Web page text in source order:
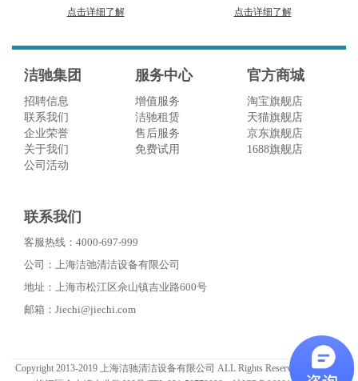
点击详细了解 点击详细了解
洁驰集团
招聘信息
联系我们
企业荣誉
关于我们
公司活动
服务中心
增值服务
洁驰租赁
售后服务
免费试用
官方商城
淘宝旗舰店
天猫旗舰店
京东旗舰店
1688旗舰店
联系我们
客服热线：4000-697-999
公司：上海洁弛清洁设备有限公司
地址：上海市松江区佘山镇吉业路600号
邮箱：Jiechi@jiechi.com
Copyright 2013-2019 上海洁驰清洁设备有限公司 ALL Rights Reserved. 上海市